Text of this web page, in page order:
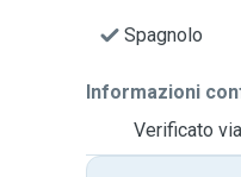
Spagnolo
Informazioni
Verificato